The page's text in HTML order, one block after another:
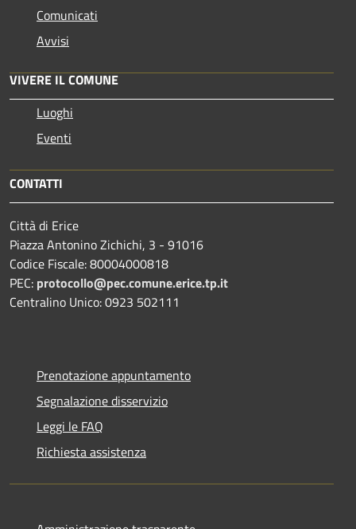
Comunicati
Avvisi
VIVERE IL COMUNE
Luoghi
Eventi
CONTATTI
Città di Erice
Piazza Antonino Zichichi, 3 - 91016
Codice Fiscale: 80004000818
PEC: protocollo@pec.comune.erice.tp.it
Centralino Unico: 0923 502111
Prenotazione appuntamento
Segnalazione disservizio
Leggi le FAQ
Richiesta assistenza